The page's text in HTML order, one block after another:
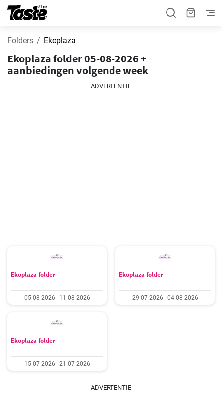
Folders Ekoplaza
Ekoplaza folder 05-08-2026 +
aanbiedingen volgende week
ADVERTENTIE
Ekoplaza folder
05-08-2026 - 11-08-2026
Ekoplaza folder
29-07-2026 - 04-08-2026
Ekoplaza folder
15-07-2026 - 21-07-2026
ADVERTENTIE